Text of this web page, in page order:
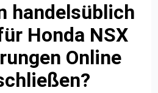
handelsüblich
Honda NSX
Online